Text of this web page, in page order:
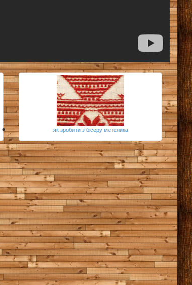
як зробити з бісеру метелика